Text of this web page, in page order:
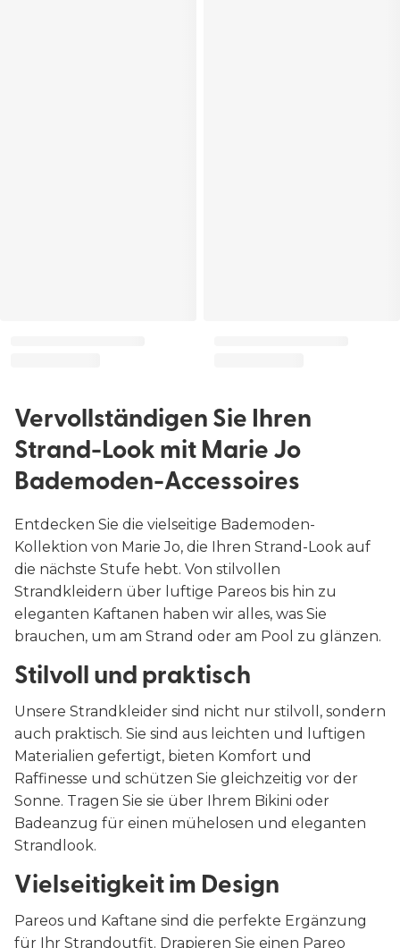
Vervollständigen Sie Ihren
Strand-Look mit Marie Jo
Bademoden-Accessoires
Entdecken Sie die vielseitige Bademoden-
Kollektion von Marie Jo, die Ihren Strand-Look auf
die nächste Stufe hebt. Von stilvollen
Strandkleidern über luftige Pareos bis hin zu
eleganten Kaftanen haben wir alles, was Sie
brauchen, um am Strand oder am Pool zu glänzen.
Stilvoll und praktisch
Unsere Strandkleider sind nicht nur stilvoll, sondern
auch praktisch. Sie sind aus leichten und luftigen
Materialien gefertigt, bieten Komfort und
Raffinesse und schützen Sie gleichzeitig vor der
Sonne. Tragen Sie sie über Ihrem Bikini oder
Badeanzug für einen mühelosen und eleganten
Strandlook.
Vielseitigkeit im Design
Pareos und Kaftane sind die perfekte Ergänzung
für Ihr Strandoutfit. Drapieren Sie einen Pareo